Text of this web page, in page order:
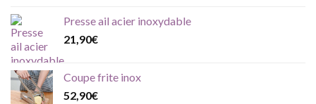
Presse ail acier inoxydable
21,90€
Coupe frite inox
52,90€